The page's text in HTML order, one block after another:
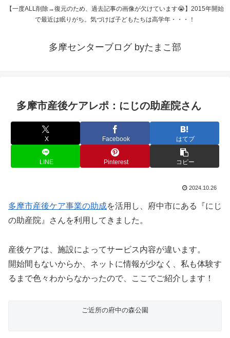
【一度ALL削除→復元のため、過去記事の画像が欠けています😭】2015年開始
で最近は眠りがち。気づけば子どもたちは高学年・・・！
多摩センターブログ byたまこ部
多摩市産後ケアレポ：にじの助産院さん
X Facebook はてブ
LINE Pinterest コピー
2024.10.26
多摩市産後ケア事業の助成を活用し、府中市にある『にじ
の助産院』さんを利用してきました。
産後ケアは、施設によってサービス内容が違います。
開始間もないからか、ネットに情報が少なく、私も体験す
るまで色々わからなかったので、ここでご紹介します！
ご近所の府中の森公園